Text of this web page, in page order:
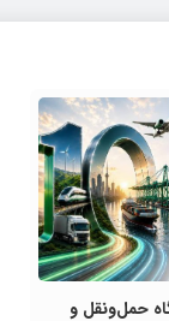
حمل‌ونقل و